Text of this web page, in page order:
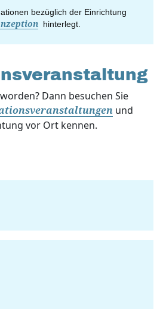
bezüglich der Einrichtung
hinterlegt.
Dann besuchen Sie
und
vor Ort kennen.